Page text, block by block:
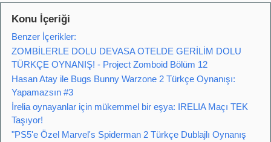
Konu İçeriği
Benzer İçerikler:
ZOMBİLERLE DOLU DEVASA OTELDE GERİLİM DOLU
TÜRKÇE OYNANIŞ! - Project Zomboid Bölüm 12
Hasan Atay ile Bugs Bunny Warzone 2 Türkçe Oynanışı:
Yapamazsın #3
İrelia oynayanlar için mükemmel bir eşya: IRELIA Maçı TEK
Taşıyor!
"PS5'e Özel Marvel's Spiderman 2 Türkçe Dublajlı Oynanış